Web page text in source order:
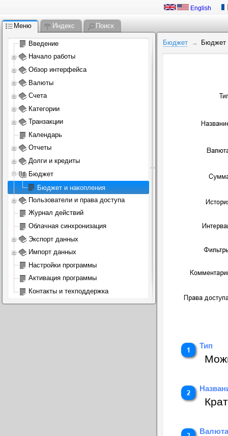
English
Меню Индекс Поиск
Введение
Начало работы
Обзор интерфейса
Валюты
Счета
Категории
Транзакции
Календарь
Отчеты
Долги и кредиты
Бюджет
Бюджет и накопления
Пользователи и права доступа
Журнал действий
Облачная синхронизация
Экспорт данных
Импорт данных
Настройки программы
Активация программы
Контакты и техподдержка
Бюджет Бюджет
Тип
Валюта